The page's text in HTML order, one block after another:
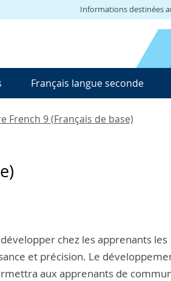
Informations destinées
Français langue seconde
French 9 (Français de base)
chez les apprenants les
et précision. Le
aux apprenants de